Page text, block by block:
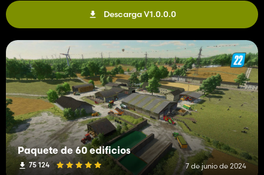
Descarga V1.0.0.0
Paquete de 60 edificios
75 124 7 de junio de 2024